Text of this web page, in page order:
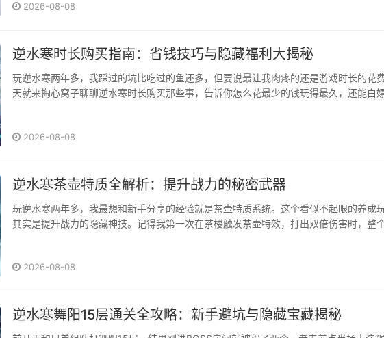
照，···
2026-08-08
逆水寒时长购买指南：省钱技巧与隐藏福利大揭秘
玩逆水寒两年多，我踩过的坑比吃过的鱼还多，但要说最让我肉疼的还是游戏时长的花
天就来掏心窝子聊聊逆水寒时长购买那些事，告诉你怎么花最少的钱玩得最久，还能白
2026-08-08
逆水寒茶壶特质全解析：提升战力的秘密武器
玩逆水寒两年多，我最想和新手分享的经验就是茶壶特质系统。这个看似不起眼的养成玩
其实是提升战力的隐藏神技。记得我第一次在茶楼触发茶壶特效，打出双倍伤害时，整
2026-08-08
逆水寒舞阳15层通关全攻略：新手避坑与隐藏宝藏揭秘